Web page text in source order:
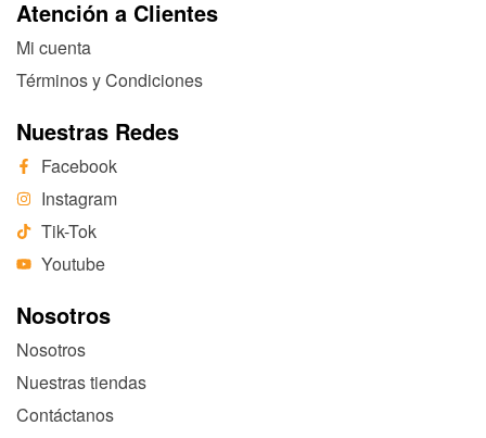
Atención a Clientes
Mi cuenta
Términos y Condiciones
Nuestras Redes
Facebook
Instagram
Tik-Tok
Youtube
Nosotros
Nosotros
Nuestras tiendas
Contáctanos